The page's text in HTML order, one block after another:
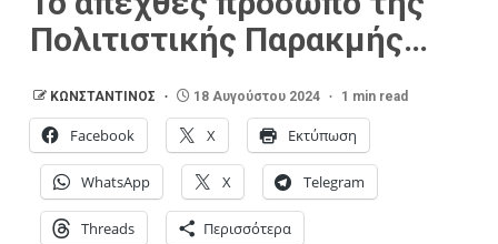
Πολιτιστικής Παρακμής…
ΚΩΝΣΤΑΝΤΙΝΟΣ 18 Αυγούστου 2024 1 min read
Facebook X Εκτύπωση
WhatsApp X Telegram
Threads Περισσότερα